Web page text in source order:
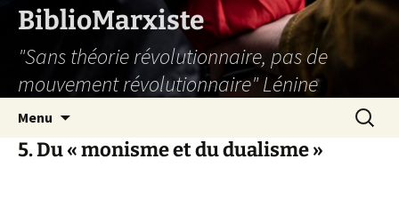
Aller
contenu
BiblioMarxiste
"Sans théorie révolutionnaire, pas de
mouvement révolutionnaire" Lénine
Menu
5. Du « monisme et du dualisme »